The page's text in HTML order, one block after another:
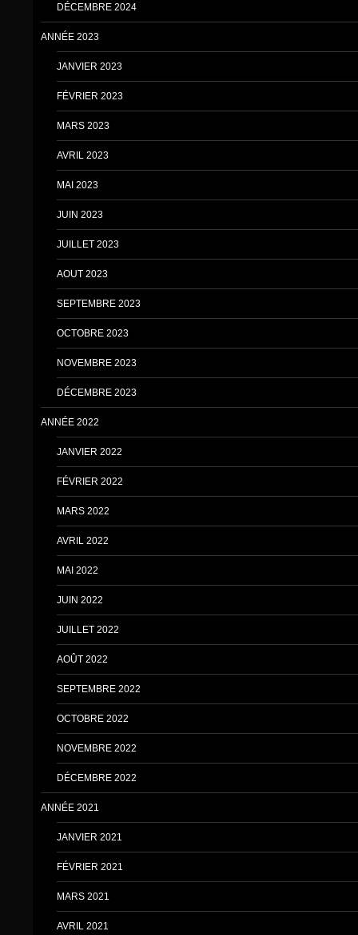
DÉCEMBRE 2024
ANNÉE 2023
JANVIER 2023
FÉVRIER 2023
MARS 2023
AVRIL 2023
MAI 2023
JUIN 2023
JUILLET 2023
AOUT 2023
SEPTEMBRE 2023
OCTOBRE 2023
NOVEMBRE 2023
DÉCEMBRE 2023
ANNÉE 2022
JANVIER 2022
FÉVRIER 2022
MARS 2022
AVRIL 2022
MAI 2022
JUIN 2022
JUILLET 2022
AOÛT 2022
SEPTEMBRE 2022
OCTOBRE 2022
NOVEMBRE 2022
DÉCEMBRE 2022
ANNÉE 2021
JANVIER 2021
FÉVRIER 2021
MARS 2021
AVRIL 2021